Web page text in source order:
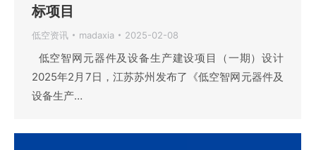
标项目
低空资讯 madaxia 2025-02-08
低空智网元器件及设备生产建设项目（一期）设计
2025年2月7日，江苏苏州发布了《低空智网元器件及
设备生产…